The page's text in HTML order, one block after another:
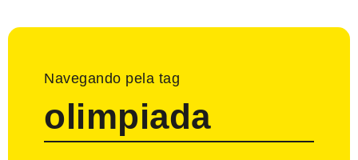
Navegando pela tag
olimpiada